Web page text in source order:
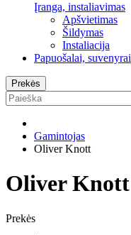
Įranga, instaliavimas
Apšvietimas
Šildymas
Instaliacija
Papuošalai, suvenyrai
Prekės
Gamintojas
Oliver Knott
Oliver Knott
Prekės